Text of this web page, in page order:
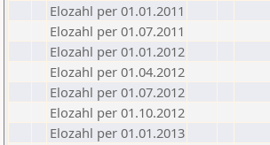
Elozahl per 01.01.2011
Elozahl per 01.07.2011
Elozahl per 01.01.2012
Elozahl per 01.04.2012
Elozahl per 01.07.2012
Elozahl per 01.10.2012
Elozahl per 01.01.2013